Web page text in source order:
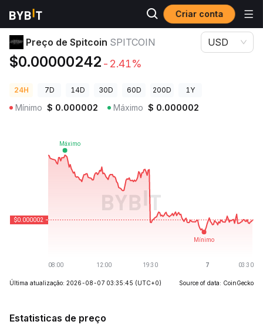
Criar conta
Preços de Criptomoedas Preço de Spitcoin SPITCOIN
Preço de Spitcoin SPITCOIN
$0.00000242 -2.41%
USD
24H 7D 14D 30D 60D 200D 1Y
Mínimo $ 0.000002 Máximo $ 0.000002
Última atualização: 2026-08-07 03:35:45 (UTC+0) Source of data: CoinGecko
Estatisticas de preço